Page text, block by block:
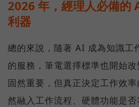
2026 年，經理人必備的
利器
總的來說，隨著 AI 成為知識工
的服務，筆電選擇標準也開始
固然重要，但真正決定工作效
然融入工作流程、硬體功能是